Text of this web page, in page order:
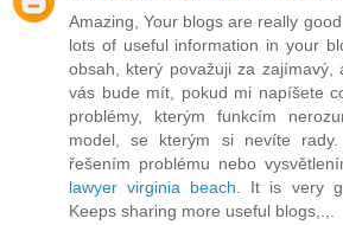
Amazing, Your blogs are really
lots of useful information in your
obsah, který považuji za zajímavý,
vás bude mít, pokud mi napíšete
problémy, kterým funkcím
model, se kterým si nevíte
řešením problému nebo
lawyer virginia beach. It is very
Keeps sharing more useful blogs,.,.